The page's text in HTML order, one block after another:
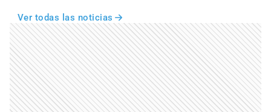
Ver todas las noticias